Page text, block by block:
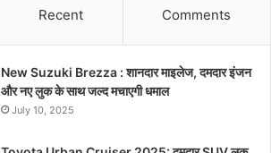
Recent Comments
New Suzuki Brezza : शानदार माइलेज, दमदार इंजन
और नए लुक के साथ जल्द मचाएगी धमाल
July 10, 2025